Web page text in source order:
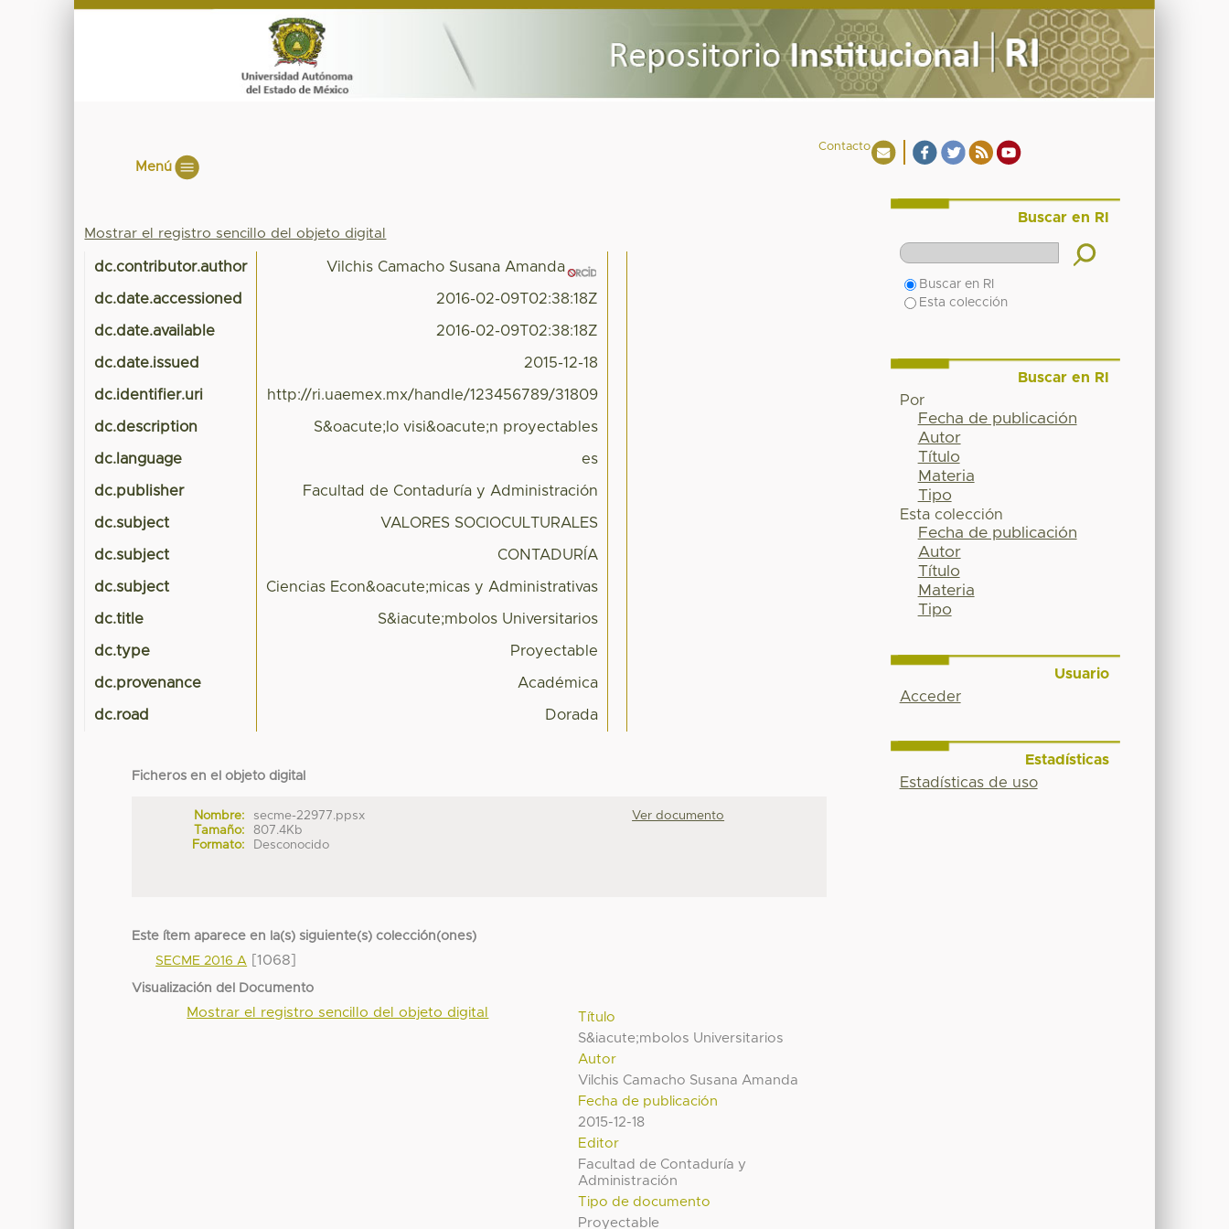
Contacto
Menú
Mostrar el registro sencillo del objeto digital
dc.contributor.author Vilchis Camacho Susana Amanda
dc.date.accessioned 2016-02-09T02:38:18Z
dc.date.available 2016-02-09T02:38:18Z
dc.date.issued 2015-12-18
dc.identifier.uri http://ri.uaemex.mx/handle/123456789/31809
dc.description S&oacute;lo visi&oacute;n proyectables
dc.language es
dc.publisher Facultad de Contaduría y Administración
dc.subject VALORES SOCIOCULTURALES
dc.subject CONTADURÍA
dc.subject Ciencias Econ&oacute;micas y Administrativas
dc.title S&iacute;mbolos Universitarios
dc.type Proyectable
dc.provenance Académica
dc.road Dorada
Ficheros en el objeto digital
Nombre:
secme-22977.ppsx
Tamaño:
807.4Kb
Formato:
Desconocido
Ver documento
Este ítem aparece en la(s) siguiente(s) colección(ones)
SECME 2016 A [1068]
Visualización del Documento
Título
S&iacute;mbolos Universitarios
Autor
Vilchis Camacho Susana Amanda
Fecha de publicación
2015-12-18
Editor
Facultad de Contaduría y
Administración
Tipo de documento
Proyectable
Mostrar el registro sencillo del objeto digital
Buscar en RI
Buscar en RI
Esta colección
Buscar en RI
Por
Fecha de publicación
Autor
Título
Materia
Tipo
Esta colección
Fecha de publicación
Autor
Título
Materia
Tipo
Usuario
Acceder
Estadísticas
Estadísticas de uso